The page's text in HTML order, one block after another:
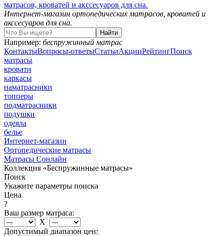
Интернет-магазин ортопедических матрасов, кроватей и
акссесуаров для сна.
Например: беспружинный матрас
КонтактыВопросы-ответыСтатьиАкцииРейтингПоиск
матрасы
кровати
каркасы
наматрасники
топперы
подматрасники
подушки
одеяла
белье
Интернет-магазин
Ортопедические матрасы
Матрасы Сонлайн
Коллекция «Беспружинные матрасы»
Поиск
Укажите параметры поиска
Цена
?
Ваш размер матраса:
X
Допустимый диапазон цен: